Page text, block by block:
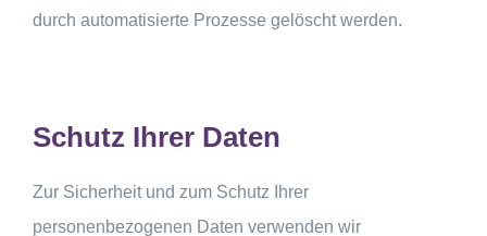
durch automatisierte Prozesse gelöscht werden.
Schutz Ihrer Daten
Zur Sicherheit und zum Schutz Ihrer
personenbezogenen Daten verwenden wir